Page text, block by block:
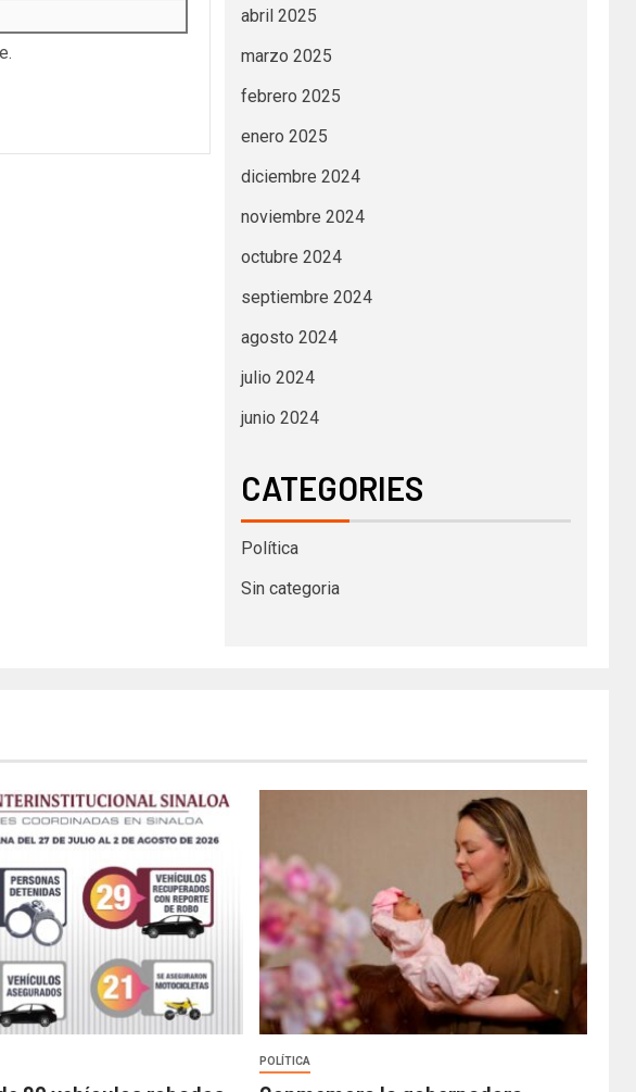
abril 2025
marzo 2025
febrero 2025
enero 2025
diciembre 2024
noviembre 2024
octubre 2024
septiembre 2024
agosto 2024
julio 2024
junio 2024
CATEGORIES
Política
Sin categoria
POLÍTICA